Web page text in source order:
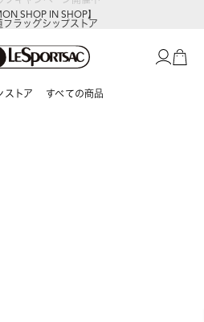
SHOP IN SHOP】
ラッグシップストア
ストア
すべての商品